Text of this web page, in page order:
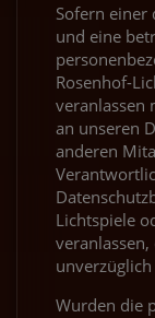
Sofern
und eine
Rosenhof-
veranlassen
an unseren
anderen
Lichtspiele
Wurden die